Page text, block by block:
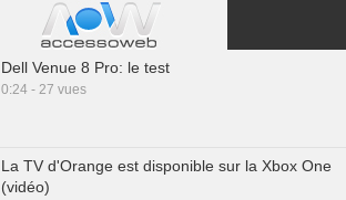
Dell Venue 8 Pro: le test
0:24 - 27 vues
La TV d'Orange est disponible sur la Xbox One
(vidéo)